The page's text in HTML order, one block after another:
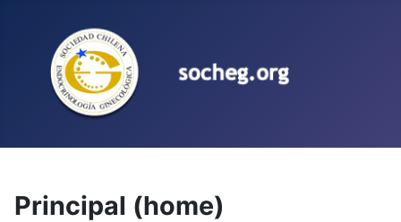
Principal (home)